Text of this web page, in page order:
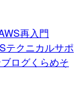
再入門
テクニカルサポ
ログくらめそ